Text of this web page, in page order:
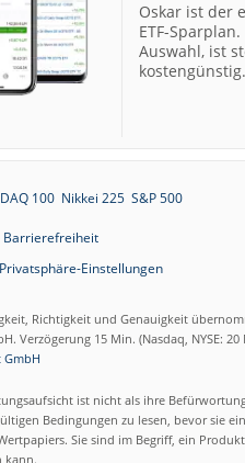
Oskar ist der
ETF-
Auswahl, ist
kostengünstig.
100 Nikkei 225 S&P 500
Barrierefreiheit
Privatsphäre-Einstellungen
Richtigkeit und Genauigkeit
Verzögerung 15 Min. (Nasdaq, NYSE: 20
ist nicht als ihre
Bedingungen zu lesen, bevor sie
Sie sind im Begriff, ein
kann.